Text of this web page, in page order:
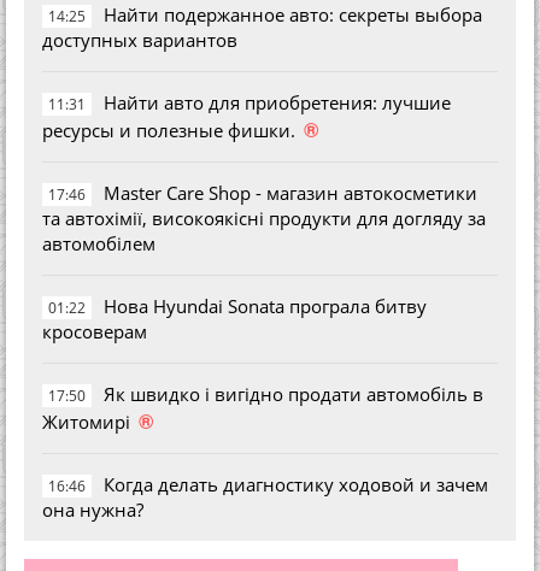
14:25
Найти подержанное авто: секреты выбора
доступных вариантов
11:31
Найти авто для приобретения: лучшие
ресурсы и полезные фишки. ®
17:46
Master Care Shop - магазин автокосметики
та автохімії, високоякісні продукти для догляду за
автомобілем
01:22
Нова Hyundai Sonata програла битву
кросоверам
17:50
Як швидко і вигідно продати автомобіль в
Житомирі ®
16:46
Когда делать диагностику ходовой и зачем
она нужна?